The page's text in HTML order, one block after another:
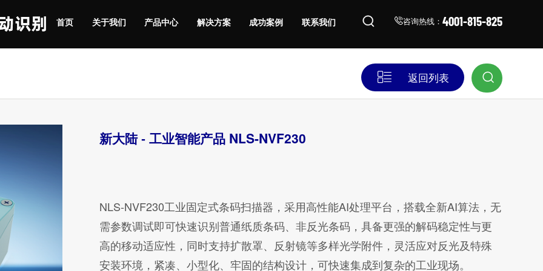
首页 关于我们 产品中心 解决方案 成功案例 联系我们 咨询热线： 4001-815-825
返回列表
新大陆 - 工业智能产品 NLS-NVF230
NLS-NVF230工业固定式条码扫描器，采用高性能AI处理平台，搭载全新AI算法，无
需参数调试即可快速识别普通纸质条码、非反光条码，具备更强的解码稳定性与更
高的移动适应性，同时支持扩散罩、反射镜等多样光学附件，灵活应对反光及特殊
安装环境，紧凑、小型化、牢固的结构设计，可快速集成到复杂的工业现场。